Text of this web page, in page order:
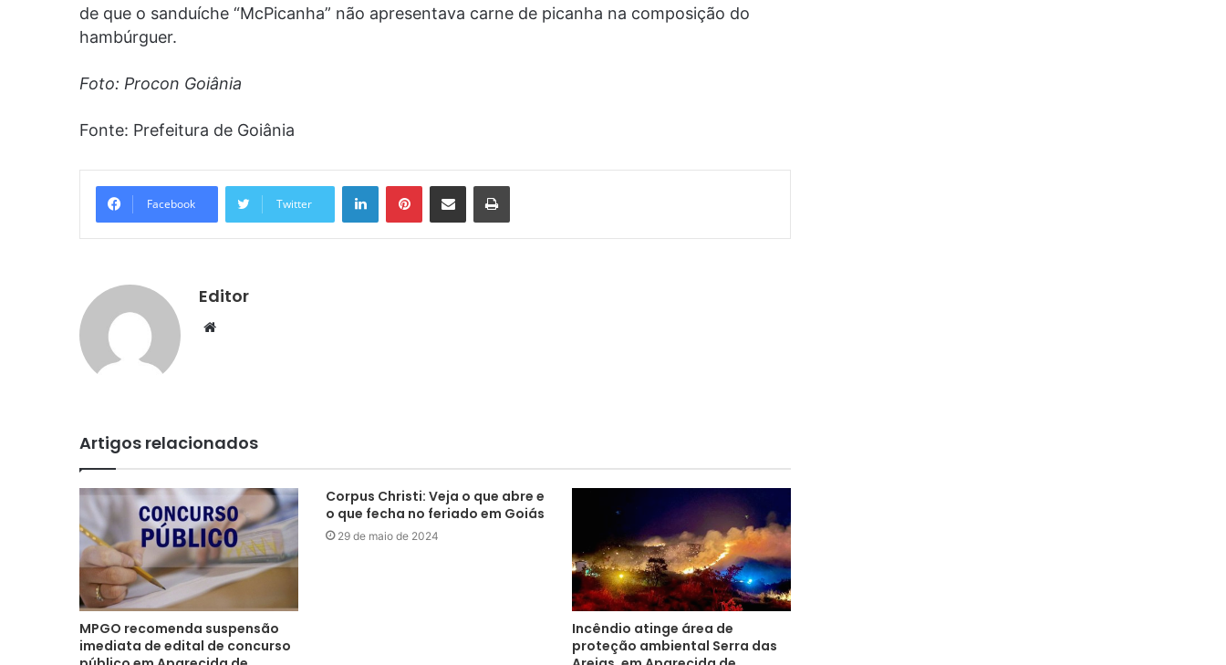
de que o sanduíche “McPicanha” não apresentava carne de picanha na composição do
hambúrguer.
Foto: Procon Goiânia
Fonte: Prefeitura de Goiânia
Facebook Twitter
LinkedinPinterestCompartilhar via e-mail Imprimir
Editor
Website
Artigos relacionados
MPGO recomenda suspensão
imediata de edital de concurso
Corpus Christi: Veja o que abre e
o que fecha no feriado em Goiás
29 de maio de 2024
Incêndio atinge área de
proteção ambiental Serra das